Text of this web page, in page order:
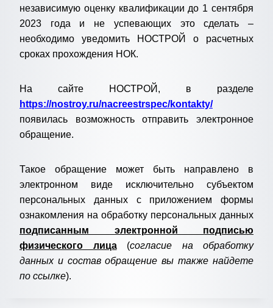
независимую оценку квалификации до 1 сентября
2023 года и не успевающих это сделать –
необходимо уведомить НОСТРОЙ о расчетных
сроках прохождения НОК.
На сайте НОСТРОЙ, в разделе
https://nostroy.ru/nacreestrspec/kontakty/
появилась возможность отправить электронное
обращение.
Такое обращение может быть направлено в
электронном виде исключительно субъектом
персональных данных с приложением формы
ознакомления на обработку персональных данных
подписанным электронной подписью
физического лица(согласие на обработку
данных и состав обращение вы также найдете
по ссылке).